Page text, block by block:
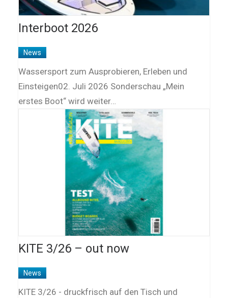
Interboot 2026
News
Wassersport zum Ausprobieren, Erleben und
Einsteigen02. Juli 2026 Sonderschau „Mein
erstes Boot“ wird weiter…
KITE 3/26 – out now
News
KITE 3/26 - druckfrisch auf den Tisch und